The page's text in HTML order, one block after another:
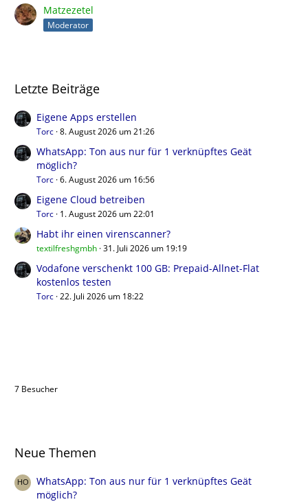
Matzezetel
Moderator
Letzte Beiträge
Eigene Apps erstellen
Torc 8. August 2026 um 21:26
WhatsApp: Ton aus nur für 1 verknüpftes Geät
möglich?
Torc 6. August 2026 um 16:56
Eigene Cloud betreiben
Torc 1. August 2026 um 22:01
Habt ihr einen virenscanner?
textilfreshgmbh 31. Juli 2026 um 19:19
Vodafone verschenkt 100 GB: Prepaid-Allnet-Flat
kostenlos testen
Torc 22. Juli 2026 um 18:22
7 Besucher
Neue Themen
WhatsApp: Ton aus nur für 1 verknüpftes Geät
möglich?